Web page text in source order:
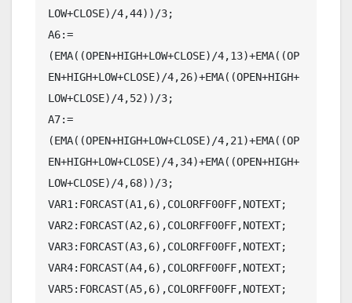
LOW+CLOSE)/4,44))/3;
A6:=
(EMA((OPEN+HIGH+LOW+CLOSE)/4,13)+EMA((OP
EN+HIGH+LOW+CLOSE)/4,26)+EMA((OPEN+HIGH+
LOW+CLOSE)/4,52))/3;
A7:=
(EMA((OPEN+HIGH+LOW+CLOSE)/4,21)+EMA((OP
EN+HIGH+LOW+CLOSE)/4,34)+EMA((OPEN+HIGH+
LOW+CLOSE)/4,68))/3;
VAR1:FORCAST(A1,6),COLORFF00FF,NOTEXT;
VAR2:FORCAST(A2,6),COLORFF00FF,NOTEXT;
VAR3:FORCAST(A3,6),COLORFF00FF,NOTEXT;
VAR4:FORCAST(A4,6),COLORFF00FF,NOTEXT;
VAR5:FORCAST(A5,6),COLORFF00FF,NOTEXT;